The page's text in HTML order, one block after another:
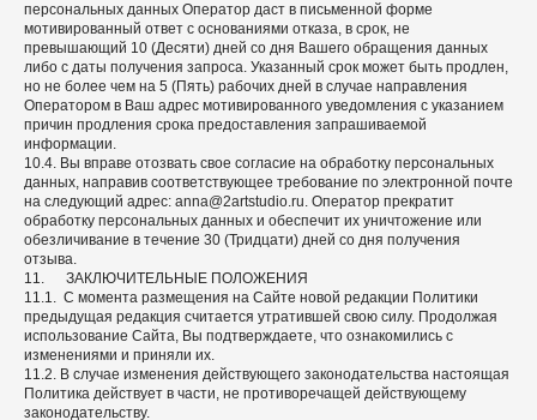
персональных данных Оператор даст в письменной форме
мотивированный ответ с основаниями отказа, в срок, не
превышающий 10 (Десяти) дней со дня Вашего обращения данных
либо с даты получения запроса. Указанный срок может быть продлен,
но не более чем на 5 (Пять) рабочих дней в случае направления
Оператором в Ваш адрес мотивированного уведомления с указанием
причин продления срока предоставления запрашиваемой
информации.
10.4. Вы вправе отозвать свое согласие на обработку персональных
данных, направив соответствующее требование по электронной почте
на следующий адрес: anna@2artstudio.ru. Оператор прекратит
обработку персональных данных и обеспечит их уничтожение или
обезличивание в течение 30 (Тридцати) дней со дня получения
отзыва.
11. ЗАКЛЮЧИТЕЛЬНЫЕ ПОЛОЖЕНИЯ
11.1. С момента размещения на Сайте новой редакции Политики
предыдущая редакция считается утратившей свою силу. Продолжая
использование Сайта, Вы подтверждаете, что ознакомились с
изменениями и приняли их.
11.2. В случае изменения действующего законодательства настоящая
Политика действует в части, не противоречащей действующему
законодательству.